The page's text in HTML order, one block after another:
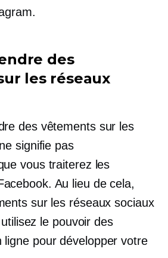
des
les réseaux
des vêtements sur les
signifie pas
vous traiterez les
Au lieu de cela,
sur les réseaux sociaux
le pouvoir des
ligne pour développer votre